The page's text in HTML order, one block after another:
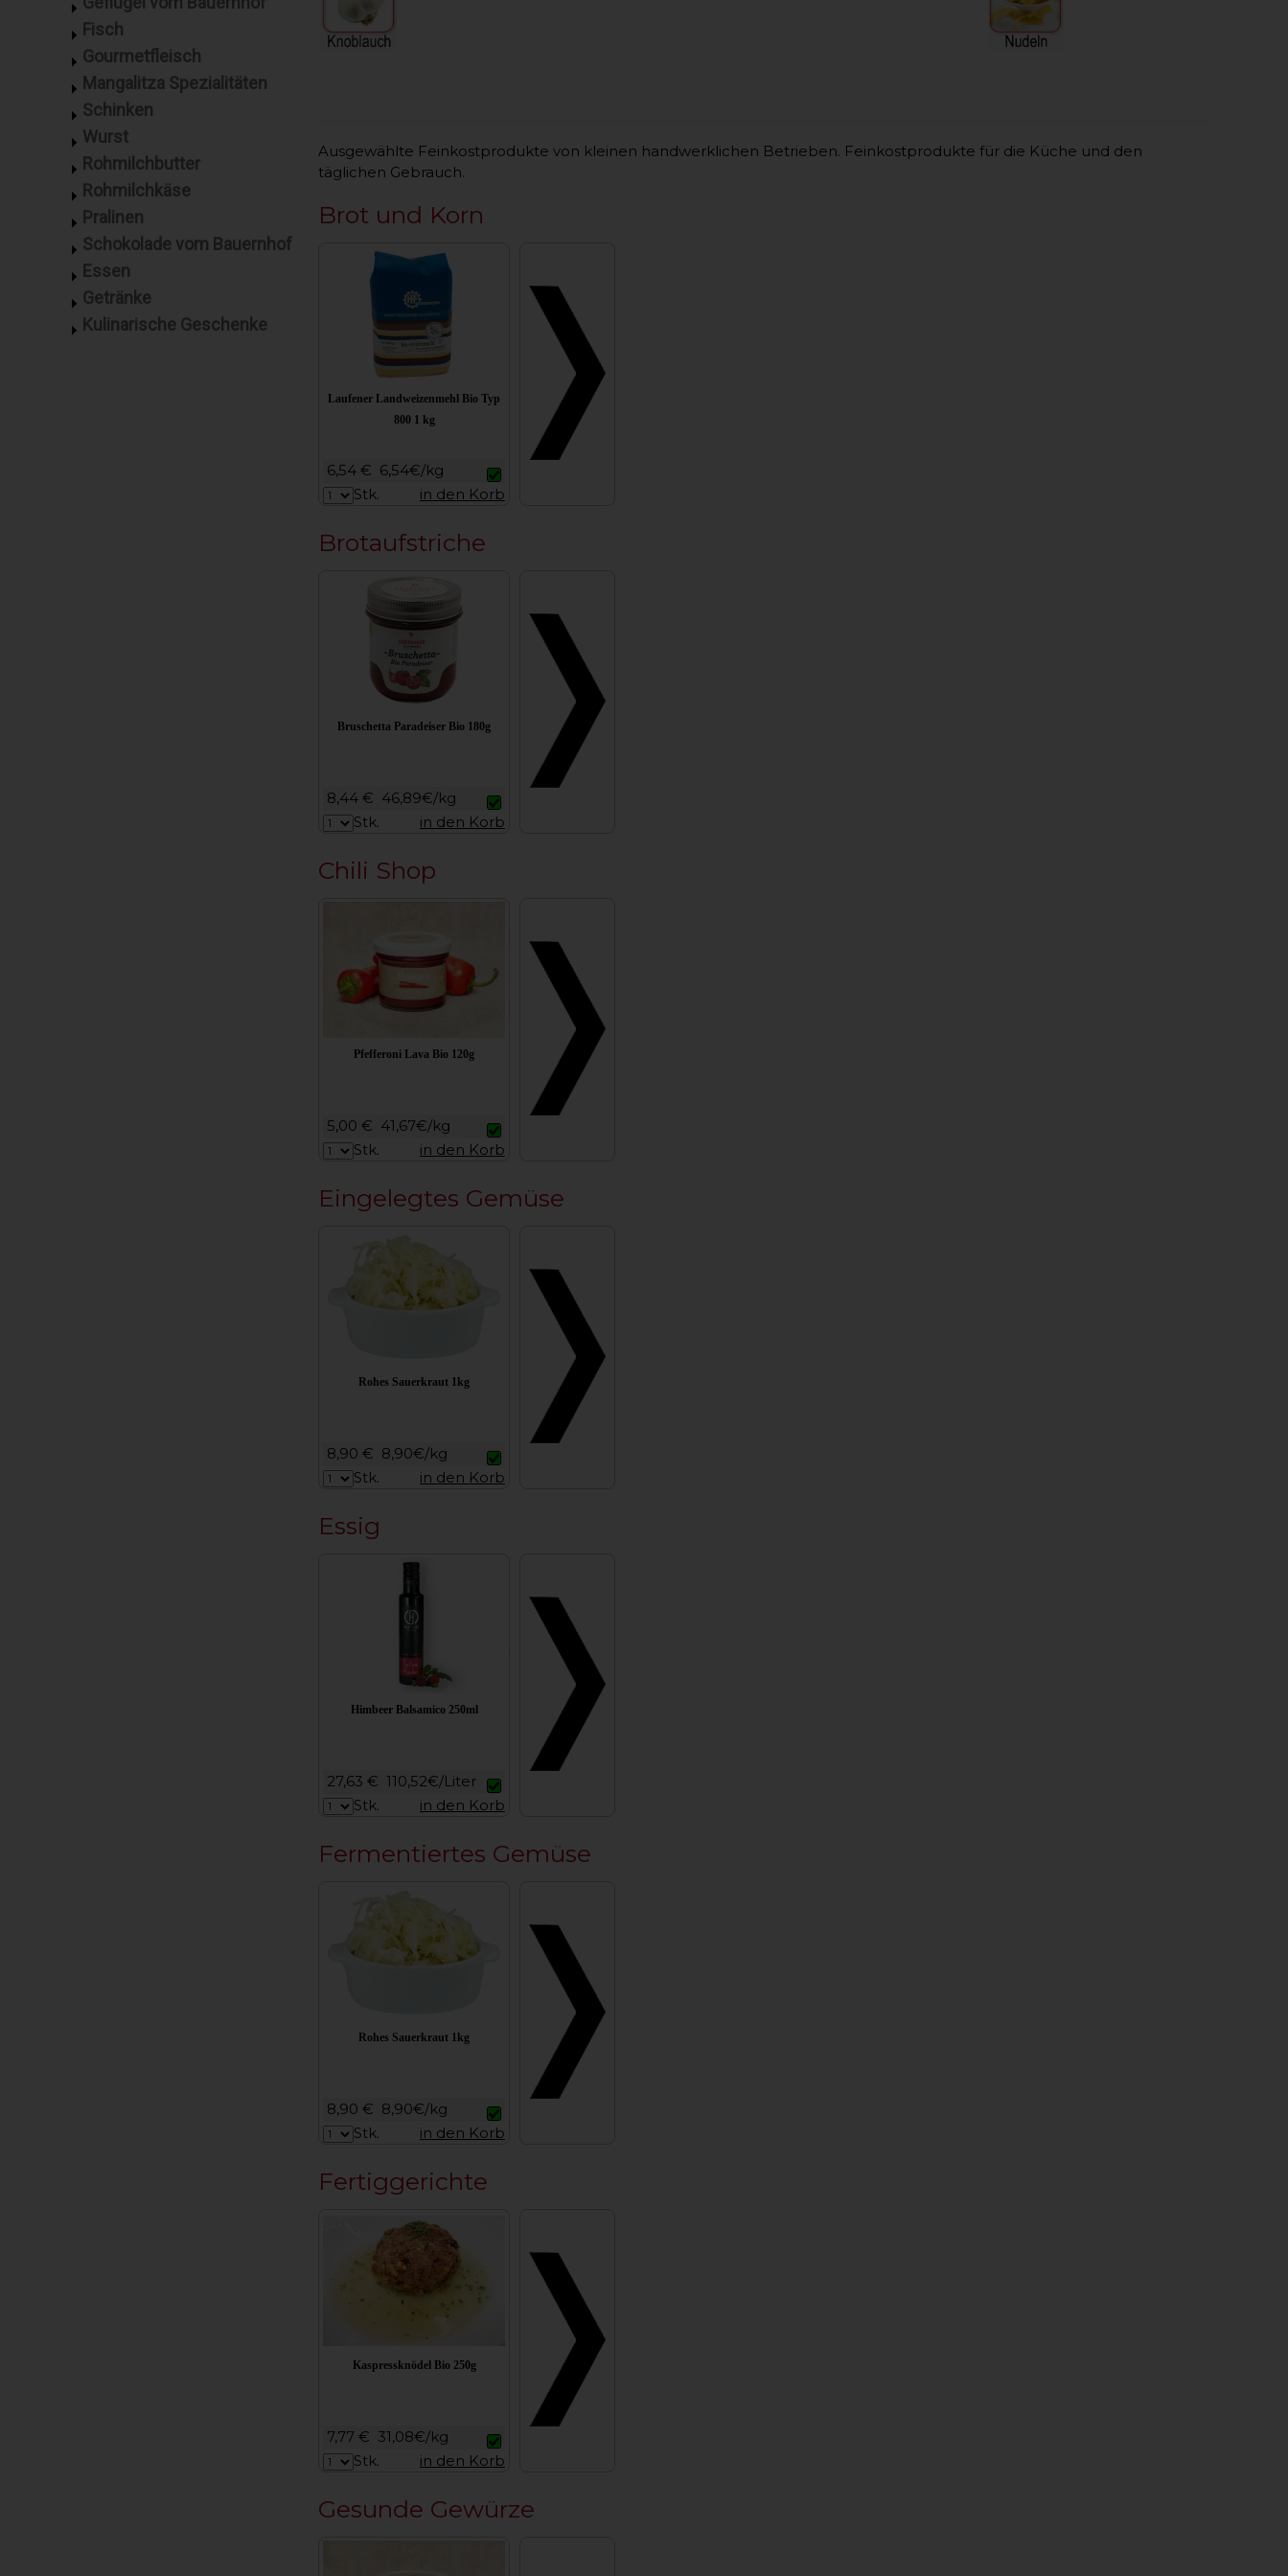
Fisch
Gourmetfleisch
Mangalitza Spezialitäten
Schinken
Wurst
Rohmilchbutter
Rohmilchkäse
Pralinen
Schokolade vom Bauernhof
Essen
Getränke
Kulinarische Geschenke
Ausgewählte Feinkostprodukte von kleinen handwerklichen Betrieben. Feinkostprodukte für die Küche und den
täglichen Gebrauch.
Brot und Korn
Laufener Landweizenmehl Bio Typ
800 1 kg
6,54 € 6,54€/kg
Stk.
in den Korb
Brotaufstriche
Bruschetta Paradeiser Bio 180g
8,44 € 46,89€/kg
Stk.
in den Korb
Chili Shop
Pfefferoni Lava Bio 120g
5,00 € 41,67€/kg
Stk.
in den Korb
Eingelegtes Gemüse
Rohes Sauerkraut 1kg
8,90 € 8,90€/kg
Stk.
in den Korb
Essig
Himbeer Balsamico 250ml
27,63 € 110,52€/Liter
Stk.
in den Korb
Fermentiertes Gemüse
Rohes Sauerkraut 1kg
8,90 € 8,90€/kg
Stk.
in den Korb
Fertiggerichte
Kaspressknödel Bio 250g
7,77 € 31,08€/kg
Stk.
in den Korb
Gesunde Gewürze